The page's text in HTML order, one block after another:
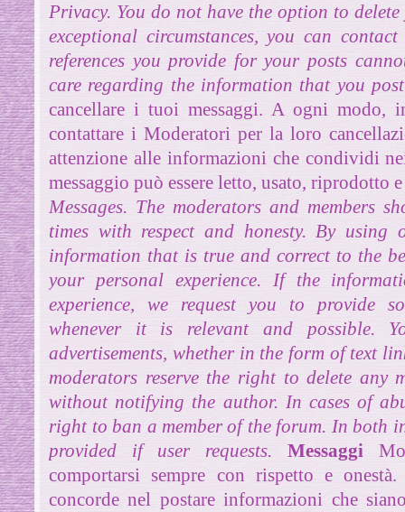
Privacy. You do not have the option to delete
exceptional circumstances, you can
references you provide for your posts
care regarding the information that you
cancellare i tuoi messaggi. A ogni modo,
contattare i Moderatori per la loro
attenzione alle informazioni che condividi
messaggio può essere letto, usato, riprodotto
Messages. The moderators and members
times with respect and honesty. By using
information that is true and correct to the
your personal experience. If the
experience, we request you to provide
whenever it is relevant and possible.
advertisements, whether in the form of text
moderators reserve the right to delete any
without notifying the author. In cases of
right to ban a member of the forum. In both
provided if user requests. Messaggi
comportarsi sempre con rispetto e
concorde nel postare informazioni che